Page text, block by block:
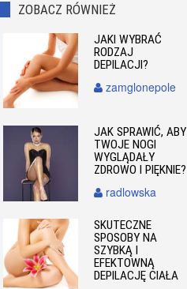
ZOBACZ RÓWNIEŻ
JAKI WYBRAĆ
RODZAJ
DEPILACJI?
zamglonepole
JAK SPRAWIĆ, ABY
TWOJE NOGI
WYGLĄDAŁY
ZDROWO I PIĘKNIE?
radlowska
SKUTECZNE
SPOSOBY NA
SZYBKĄ I
EFEKTOWNĄ
DEPILACJĘ CIAŁA